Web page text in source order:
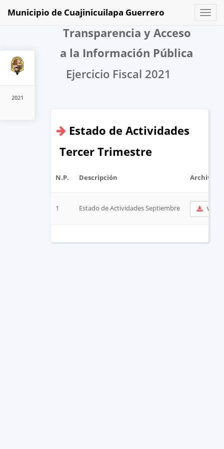
2021
Toggle
Municipio de Cuajinicuilapa Guerrero
Transparencia y Acceso
a la Información Pública
Ejercicio Fiscal 2021
Estado de Actividades
Tercer Trimestre
N.P. Descripción Archivo
1 Estado de Actividades Septiembre Ver